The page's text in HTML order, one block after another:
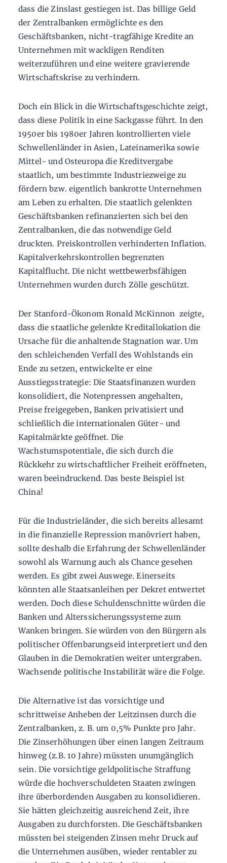
dass die Zinslast gestiegen ist. Das billige Geld
der Zentralbanken ermöglichte es den
Geschäftsbanken, nicht-tragfähige Kredite an
Unternehmen mit wackligen Renditen
weiterzuführen und eine weitere gravierende
Wirtschaftskrise zu verhindern.
Doch ein Blick in die Wirtschaftsgeschichte zeigt,
dass diese Politik in eine Sackgasse führt. In den
1950er bis 1980er Jahren kontrollierten viele
Schwellenländer in Asien, Lateinamerika sowie
Mittel- und Osteuropa die Kreditvergabe
staatlich, um bestimmte Industriezweige zu
fördern bzw. eigentlich bankrotte Unternehmen
am Leben zu erhalten. Die staatlich gelenkten
Geschäftsbanken refinanzierten sich bei den
Zentralbanken, die das notwendige Geld
druckten. Preiskontrollen verhinderten Inflation.
Kapitalverkehrskontrollen begrenzten
Kapitalflucht. Die nicht wettbewerbsfähigen
Unternehmen wurden durch Zölle geschützt.
Der Stanford-Ökonom Ronald McKinnon zeigte,
dass die staatliche gelenkte Kreditallokation die
Ursache für die anhaltende Stagnation war. Um
den schleichenden Verfall des Wohlstands ein
Ende zu setzen, entwickelte er eine
Ausstiegsstrategie: Die Staatsfinanzen wurden
konsolidiert, die Notenpressen angehalten,
Preise freigegeben, Banken privatisiert und
schließlich die internationalen Güter- und
Kapitalmärkte geöffnet. Die
Wachstumspotentiale, die sich durch die
Rückkehr zu wirtschaftlicher Freiheit eröffneten,
waren beeindruckend. Das beste Beispiel ist
China!
Für die Industrieländer, die sich bereits allesamt
in die finanzielle Repression manövriert haben,
sollte deshalb die Erfahrung der Schwellenländer
sowohl als Warnung auch als Chance gesehen
werden. Es gibt zwei Auswege. Einerseits
könnten alle Staatsanleihen per Dekret entwertet
werden. Doch diese Schuldenschnitte würden die
Banken und Alterssicherungssysteme zum
Wanken bringen. Sie würden von den Bürgern als
politischer Offenbarungseid interpretiert und den
Glauben in die Demokratien weiter untergraben.
Wachsende politische Instabilität wäre die Folge.
Die Alternative ist das vorsichtige und
schrittweise Anheben der Leitzinsen durch die
Zentralbanken, z. B. um 0,5% Punkte pro Jahr.
Die Zinserhöhungen über einen langen Zeitraum
hinweg (z.B. 10 Jahre) müssten unumgänglich
sein. Die vorsichtige geldpolitische Straffung
würde die hochverschuldeten Staaten zwingen
ihre überbordenden Ausgaben zu konsolidieren.
Sie hätten gleichzeitig ausreichend Zeit, ihre
Ausgaben zu durchforsten. Die Geschäftsbanken
müssten bei steigenden Zinsen mehr Druck auf
die Unternehmen ausüben, wieder rentabler zu